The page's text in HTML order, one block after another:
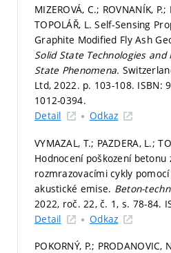
MIZEROVÁ, C.; ROVNANÍK,
TOPOLÁŘ, L. Self-Sensing
Graphite Modified Fly Ash
Solid State Technologies
State Phenomena.
Ltd, 2022. p. 103-108. ISBN:
1012-0394.
Detail
Odkaz
VYMAZAL, T.; PAZDERA, L.;
Hodnocení poškození betonu
rozmrazovacími cykly
akustické emise. Beton-
2022, roč. 22, č. 1, s. 78-84.
Detail
Odkaz
POKORNÝ, P.; PRODANOVIC,